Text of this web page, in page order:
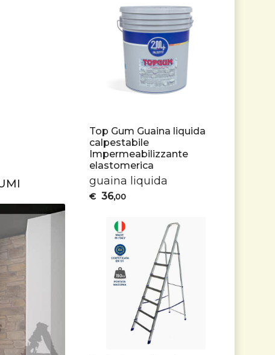
Top Gum Guaina liquida
calpestabile
Impermeabilizzante
elastomerica
guaina liquida
€ 36,00